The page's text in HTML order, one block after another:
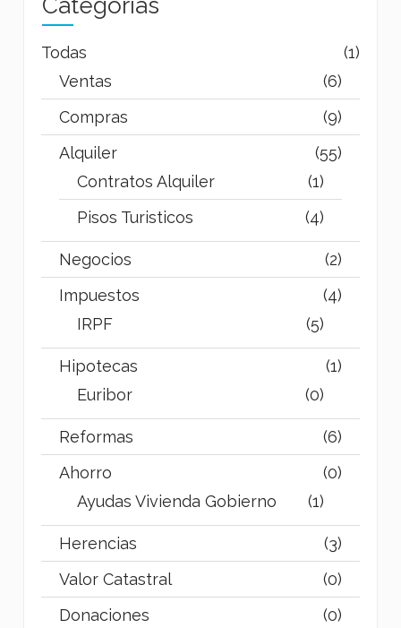
Categorias
Todas
(1)
Ventas
(6)
Compras
(9)
Alquiler
(55)
Contratos Alquiler
(1)
Pisos Turisticos
(4)
Negocios
(2)
Impuestos
(4)
IRPF
(5)
Hipotecas
(1)
Euribor
(0)
Reformas
(6)
Ahorro
(0)
Ayudas Vivienda Gobierno
(1)
Herencias
(3)
Valor Catastral
(0)
Donaciones
(0)